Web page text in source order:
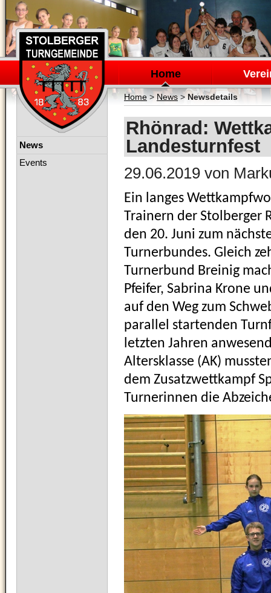
Navigation
überspringen
Home
Home> News>Newsdetails
Rhönrad:
Landesturnfest
29.06.2019 von
Ein langes
Trainern der Stolberger
den 20. Juni zum
Turnerbundes. Gleich
Turnerbund Breinig
Pfeifer, Sabrina Krone
auf den Weg zum
parallel startenden
letzten Jahren
Altersklasse (AK)
dem Zusatzwettkampf
Turnerinnen die
Navigation
News
Events